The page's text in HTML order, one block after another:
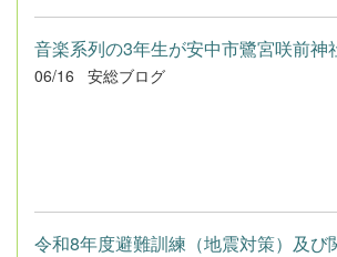
06/16 安総ブログ